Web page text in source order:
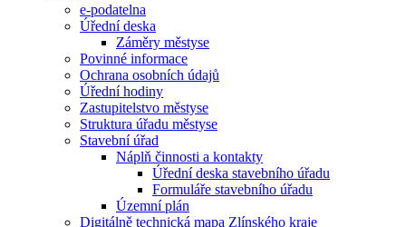
e-podatelna
Úřední deska
Záměry městyse
Povinné informace
Ochrana osobních údajů
Úřední hodiny
Zastupitelstvo městyse
Struktura úřadu městyse
Stavební úřad
Náplň činnosti a kontakty
Úřední deska stavebního úřadu
Formuláře stavebního úřadu
Územní plán
Digitálně technická mapa Zlínského kraje